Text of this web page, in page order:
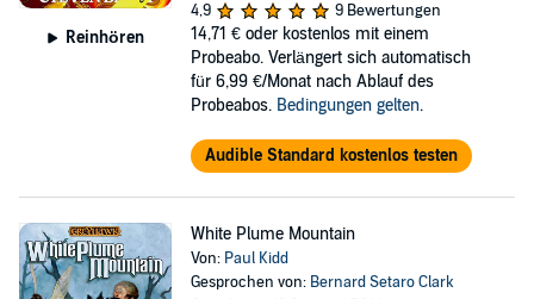
Reinhören
4,9
9 Bewertungen
14,71 € oder kostenlos mit einem
Probeabo. Verlängert sich automatisch
für 6,99 €/Monat nach Ablauf des
Probeabos. Bedingungen gelten.
Audible Standard kostenlos testen
White Plume Mountain
Von: Paul Kidd
Gesprochen von: Bernard Setaro Clark